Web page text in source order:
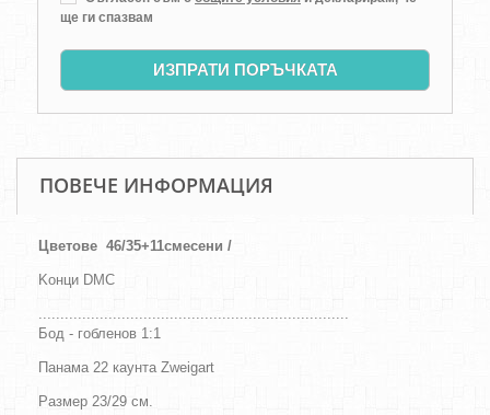
ще ги спазвам
ИЗПРАТИ ПОРЪЧКАТА
ПОВЕЧЕ ИНФОРМАЦИЯ
Цветове 46/35+11смесени /
Kонци DMC
.......................................................................
Бод - гобленов 1:1
Панама 22 каунта Zweigart
Размер 23/29 см.